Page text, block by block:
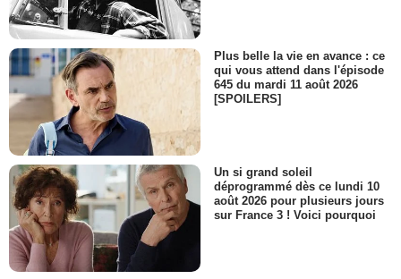
Plus belle la vie en avance : ce
qui vous attend dans l'épisode
645 du mardi 11 août 2026
[SPOILERS]
Un si grand soleil
déprogrammé dès ce lundi 10
août 2026 pour plusieurs jours
sur France 3 ! Voici pourquoi